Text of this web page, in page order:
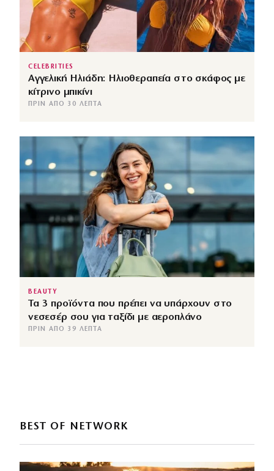
CELEBRITIES
Αγγελική Ηλιάδη: Ηλιοθεραπεία στο σκάφος με
κίτρινο μπικίνι
ΠΡΙΝ ΑΠΌ 30 ΛΕΠΤΆ
BEAUTY
Τα 3 προϊόντα που πρέπει να υπάρχουν στο
νεσεσέρ σου για ταξίδι με αεροπλάνο
ΠΡΙΝ ΑΠΌ 39 ΛΕΠΤΆ
BEST OF NETWORK